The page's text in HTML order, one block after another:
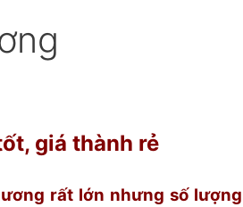
giá thành rẻ
rất lớn nhưng số lượng